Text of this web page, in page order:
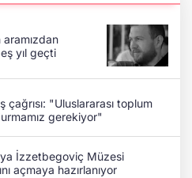
aramızdan
yıl geçti
çağrısı: "Uluslararası toplum
gerekiyor"
İzzetbegoviç Müzesi
açmaya hazırlanıyor